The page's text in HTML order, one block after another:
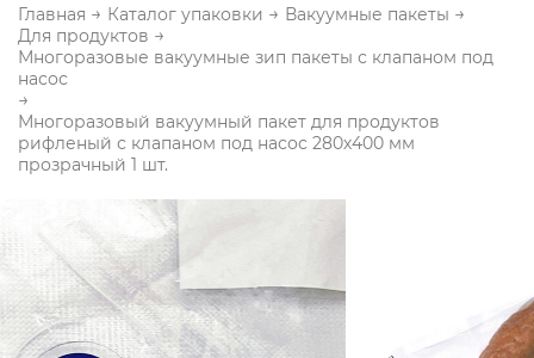
Главная → Каталог упаковки → Вакуумные пакеты →
Для продуктов →
Многоразовые вакуумные зип пакеты с клапаном под
насос
→
Многоразовый вакуумный пакет для продуктов
рифленый с клапаном под насос 280х400 мм
прозрачный 1 шт.